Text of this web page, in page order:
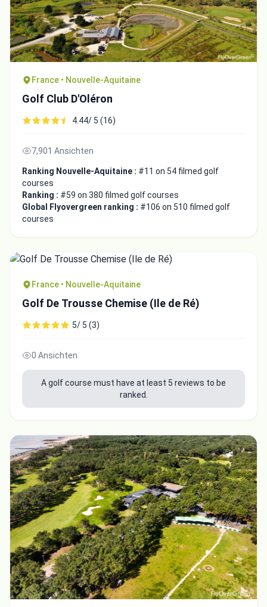
France • Nouvelle-Aquitaine
Golf Club D'Oléron
4.44/ 5 (16)
7,901 Ansichten
Ranking Nouvelle-Aquitaine : #11 on 54 filmed golf
courses
Ranking : #59 on 380 filmed golf courses
Global Flyovergreen ranking : #106 on 510 filmed golf
courses
France • Nouvelle-Aquitaine
Golf De Trousse Chemise (Ile de Ré)
5/ 5 (3)
0 Ansichten
A golf course must have at least 5 reviews to be
ranked.